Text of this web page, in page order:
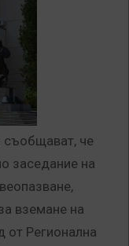
съобщават, че
заседание на
вземане на
от Регионална